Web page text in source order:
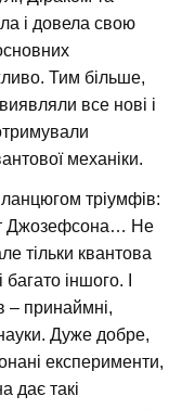
і довела свою
Тим більше,
все нові і
механіки.
тріумфів:
Джозефсона… Не
тільки квантова
іншого. І
– принаймні,
Дуже добре,
експерименти,
дає такі